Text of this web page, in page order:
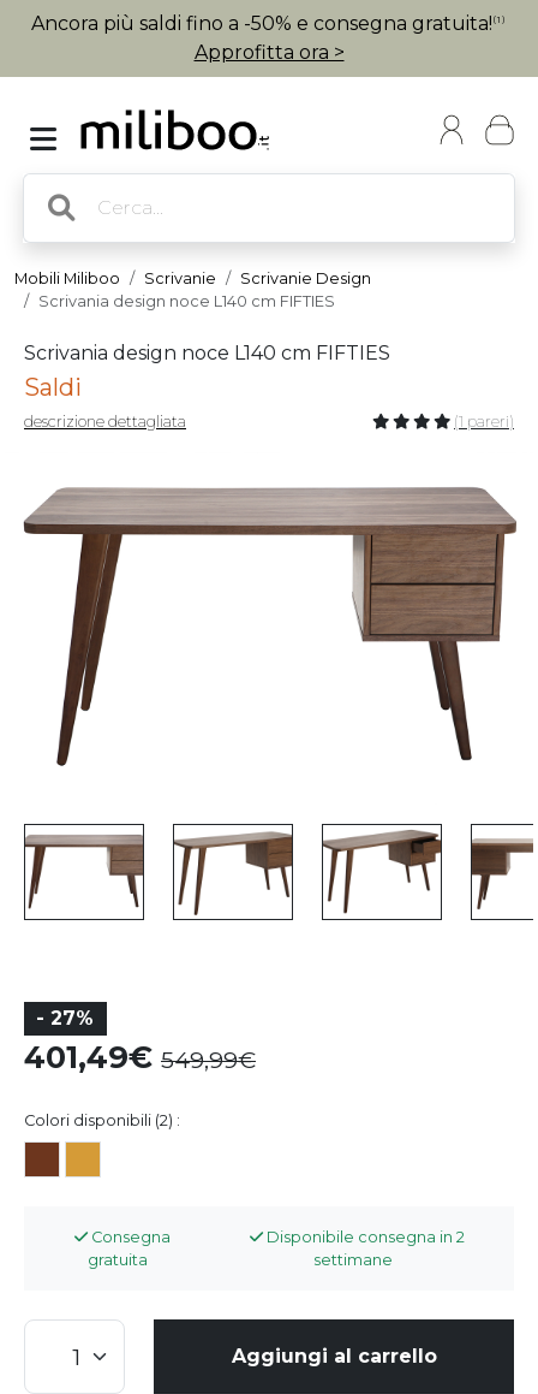
Ancora più saldi fino a -50% e consegna gratuita! (1)
Approfitta ora >
Mobili Miliboo Scrivanie
Scrivanie Design
Scrivania design noce L140 cm FIFTIES
Scrivania design noce L140 cm FIFTIES
Saldi
descrizione dettagliata (1 pareri)
- 27%
401,49 549,99
Colori disponibili (2) :
Consegna
gratuita
Disponibile consegna in 2
settimane
Aggiungi al carrello